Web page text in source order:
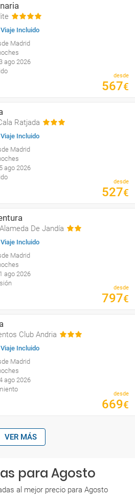
Incluido
Madrid
ago 2026
desde
567€
Ratjada
Incluido
Madrid
ago 2026
desde
527€
De Jandía
Incluido
Madrid
ago 2026
desde
797€
Club Andria
Incluido
Madrid
ago 2026
desde
669€
VER MÁS
para Agosto
al mejor precio para Agosto